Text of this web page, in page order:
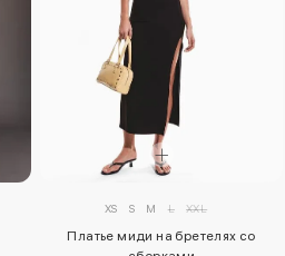
XS S M L XXL
Платье миди на бретелях со